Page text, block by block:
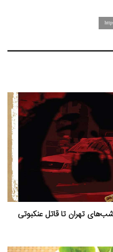
تهران تا قاتل عنکبوتی